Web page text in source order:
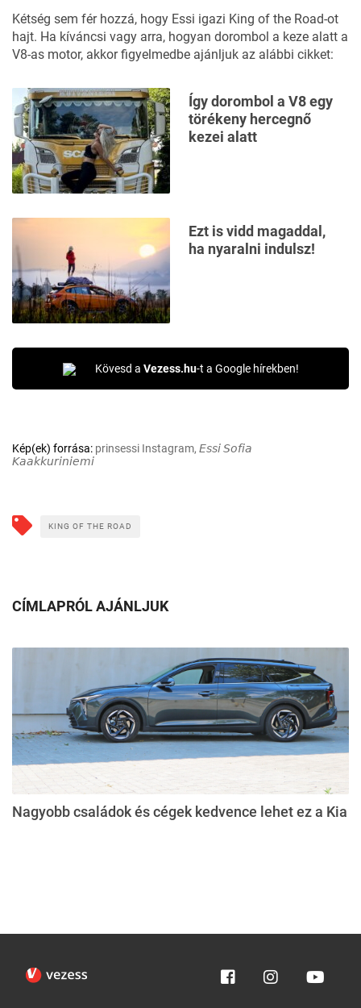
Kétség sem fér hozzá, hogy Essi igazi King of the Road-ot
hajt. Ha kíváncsi vagy arra, hogyan dorombol a keze alatt a
V8-as motor, akkor figyelmedbe ajánljuk az alábbi cikket:
Így dorombol a V8 egy
törékeny hercegnő
kezei alatt
Ezt is vidd magaddal,
ha nyaralni indulsz!
Kövesd a Vezess.hu-t a Google hírekben!
Kép(ek) forrása: prinsessi Instagram, 𝘌𝘴𝘴𝘪 𝘚𝘰𝘧𝘪𝘢
𝘒𝘢𝘢𝘬𝘬𝘶𝘳𝘪𝘯𝘪𝘦𝘮𝘪
KING OF THE ROAD
CÍMLAPRÓL AJÁNLJUK
Nagyobb családok és cégek kedvence lehet ez a Kia